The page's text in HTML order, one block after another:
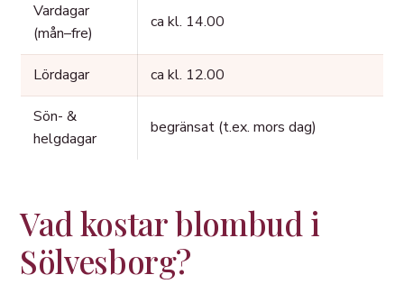
Vardagar
(mån–fre)
ca kl. 14.00
Lördagar ca kl. 12.00
Sön- &
helgdagar
begränsat (t.ex. mors dag)
Vad kostar blombud i
Sölvesborg?